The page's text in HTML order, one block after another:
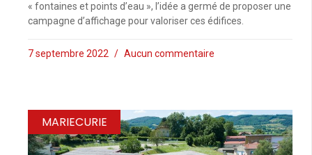
« fontaines et points d’eau », l’idée a germé de proposer une
campagne d’affichage pour valoriser ces édifices.
7 septembre 2022 Aucun commentaire
MARIECURIE